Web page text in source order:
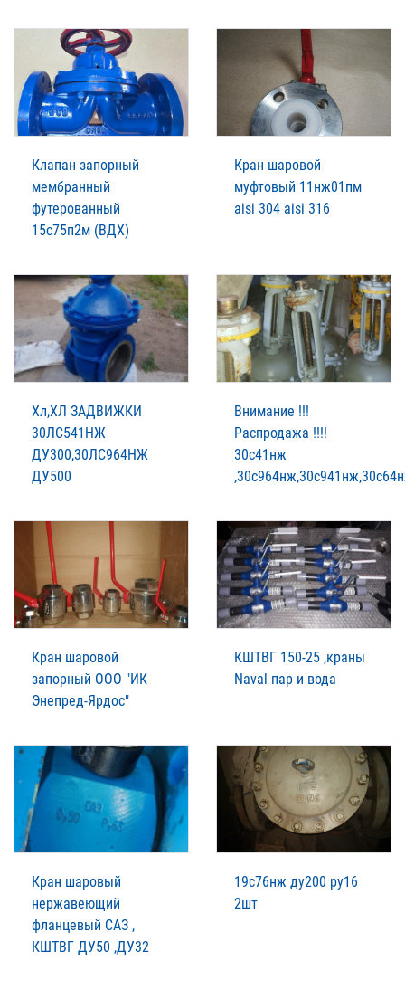
Клапан запорный
мембранный
футерованный
15с75п2м (ВДХ)
Кран шаровой
муфтовый 11нж01пм
aisi 304 aisi 316
Хл,ХЛ ЗАДВИЖКИ
30ЛС541НЖ
ДУ300,30ЛС964НЖ
ДУ500
Внимание !!!
Распродажа !!!!
30с41нж
Кран шаровой
запорный ООО "ИК
Энепред-Ярдос"
КШТВГ 150-25 ,краны
Naval пар и вода
Кран шаровый
нержавеющий
фланцевый САЗ ,
КШТВГ ДУ50 ,ДУ32
19с76нж ду200 ру16
2шт